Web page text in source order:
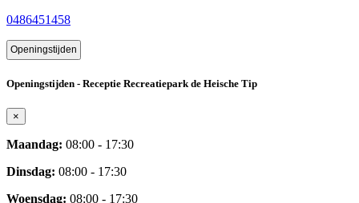
0486451458
Openingstijden
Openingstijden - Receptie Recreatiepark de Heische Tip
×
Maandag: 08:00 - 17:30
Dinsdag: 08:00 - 17:30
Woensdag: 08:00 - 17:30